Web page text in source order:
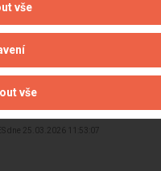
dne 25.03.2026 11:53:07
vše
vše